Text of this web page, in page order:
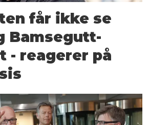
får ikke se
Bamsegutt-
- reagerer på